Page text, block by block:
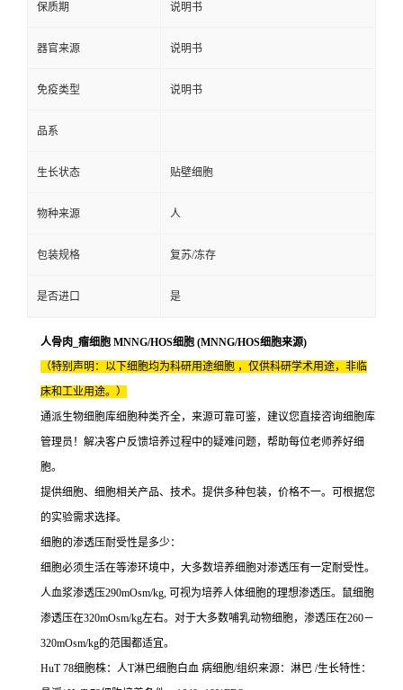
保质期 说明书
器官来源 说明书
免疫类型 说明书
品系
生长状态 贴壁细胞
物种来源 人
包装规格 复苏/冻存
是否进口 是
人骨肉_瘤细胞 MNNG/HOS细胞 (MNNG/HOS细胞来源)
（特别声明：以下细胞均为科研用途细胞 ，仅供科研学术用途，非临
床和工业用途。）
通派生物细胞库细胞种类齐全，来源可靠可鉴，建议您直接咨询细胞库
管理员！解决客户反馈培养过程中的疑难问题，帮助每位老师养好细
胞。
提供细胞、细胞相关产品、技术。提供多种包装，价格不一。可根据您
的实验需求选择。
细胞的渗透压耐受性是多少：
细胞必须生活在等渗环境中，大多数培养细胞对渗透压有一定耐受性。
人血浆渗透压290mOsm/kg, 可视为培养人体细胞的理想渗透压。鼠细胞
渗透压在320mOsm/kg左右。对于大多数哺乳动物细胞，渗透压在260－
320mOsm/kg的范围都适宜。
HuT 78细胞株：人T淋巴细胞白血 病细胞/组织来源：淋巴 /生长特性：